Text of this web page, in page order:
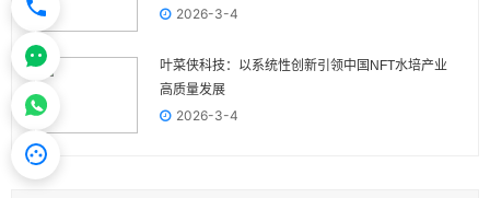
2026-3-4
叶菜侠科技：以系统性创新引领中国NFT水培产业
高质量发展
2026-3-4